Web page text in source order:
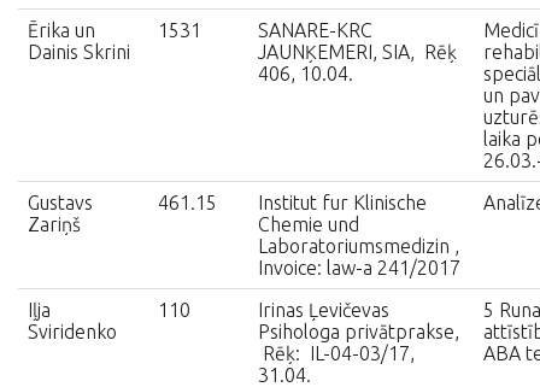
Ērika un
Dainis Skrini
1531
SANARE-KRC
JAUNĶEMERI, SIA, Rēķ
406, 10.04.
un
laika
Gustavs
Zariņš
461.15
Institut fur Klinische
Chemie und
Laboratoriumsmedizin ,
Invoice: law-a 241/2017
Iļja
Sviridenko
110
Irinas Ļevičevas
Psihologa privātprakse,
Rēķ: IL-04-03/17,
31.04.
5
ABA